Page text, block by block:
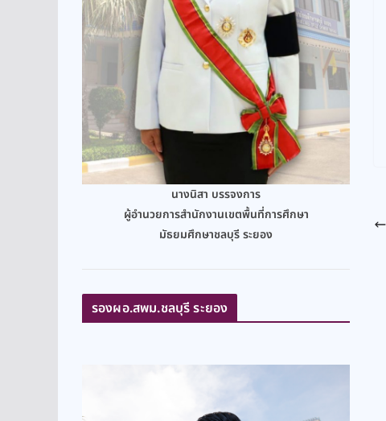
นางนิสา บรรจงการ
ผู้อำนวยการสำนักงานเขตพื้นที่การศึกษา
มัธยมศึกษาชลบุรี ระยอง
รองผอ.สพม.ชลบุรี ระยอง